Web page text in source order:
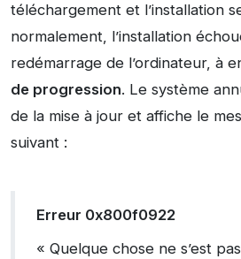
téléchargement et l’installation
normalement, l’installation
redémarrage de l’ordinateur, à
de progression. Le système
de la mise à jour et affiche le
suivant :
Erreur 0x800f0922
« Quelque chose ne s’est